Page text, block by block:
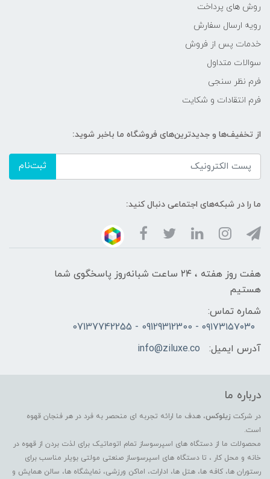
روش های پرداخت
رویه ارسال سفارش
خدمات پس از فروش
سوالات متداول
فرم نظر سنجی
فرم انتقادات و شکایت
از تخفیف‌ها و جدیدترین‌های فروشگاه ما باخبر شوید:
ثبت‌نام
ما را در شبکه‌های اجتماعی دنبال کنید:
هفت روز هفته ، ۲۴ ساعت شبانه‌روز پاسخگوی شما
هستیم
شماره تماس:
۰۹۱۷۳۱۵۷۰۳۰ - 09129312300 - 07137742255
آدرس ایمیل:
info@ziluxe.co
درباره ما
در شرکت زیلوکس، هدف ما ارائه تجربه ای منحصر به فرد در هر فنجان قهوه
است.
محصولات ما از دستگاه های اسپرسوساز تمام اتوماتیک برای لذت بردن از قهوه در
خانه و محل کار ، تا دستگاه های اسپرسوساز صنعتی مولتی بویلر مناسب برای
رستوران ها، کافه ها، هتل ها، ادارات، اماکن ورزشی، نمایشگاه ها، سالن همایش و